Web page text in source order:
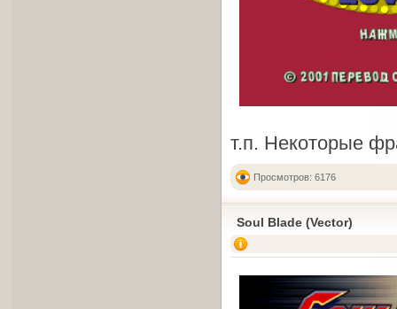
т.п. Некоторые
Просмотров: 6176
Soul Blade (Vector)